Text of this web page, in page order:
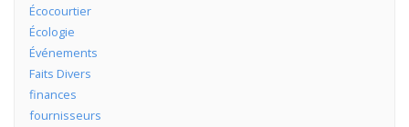
Écocourtier
Écologie
Événements
Faits Divers
finances
fournisseurs